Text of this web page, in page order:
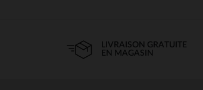
LIVRAISON GRATUITE
EN MAGASIN